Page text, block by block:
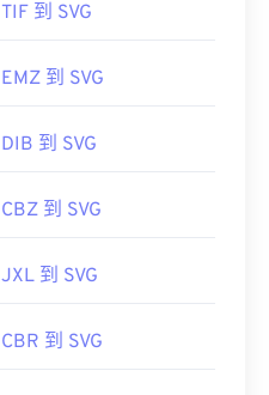
TIF 到 SVG
EMZ 到 SVG
DIB 到 SVG
CBZ 到 SVG
JXL 到 SVG
CBR 到 SVG